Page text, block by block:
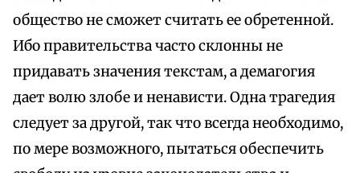
общество не сможет считать ее обретенной.
Ибо правительства часто склонны не
придавать значения текстам, а демагогия
дает волю злобе и ненависти. Одна трагедия
следует за другой, так что всегда необходимо,
по мере возможного, пытаться обеспечить